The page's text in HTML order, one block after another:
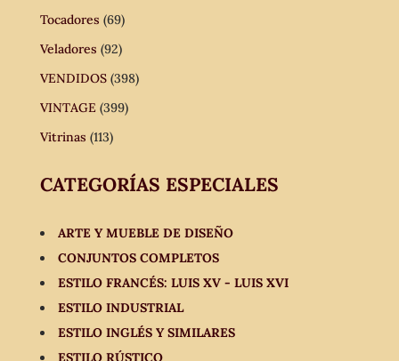
Tocadores (69)
Veladores (92)
VENDIDOS (398)
VINTAGE (399)
Vitrinas (113)
CATEGORÍAS ESPECIALES
ARTE Y MUEBLE DE DISEÑO
CONJUNTOS COMPLETOS
ESTILO FRANCÉS: LUIS XV - LUIS XVI
ESTILO INDUSTRIAL
ESTILO INGLÉS Y SIMILARES
ESTILO RÚSTICO